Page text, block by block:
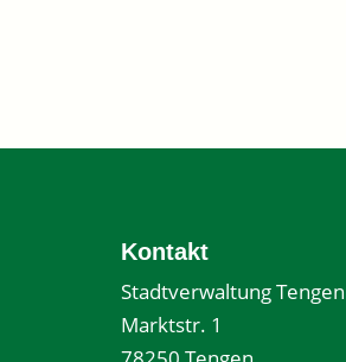
Kontakt
Stadtverwaltung Tengen
Marktstr. 1